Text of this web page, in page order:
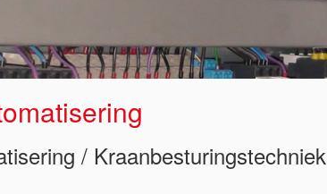
/ Kraanbesturingstechniek